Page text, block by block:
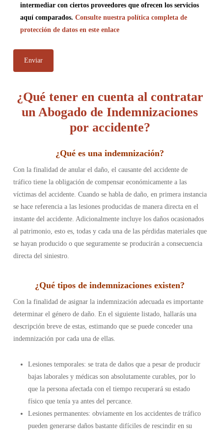
intermediar con ciertos proveedores que ofrecen los servicios
aquí comparados. Consulte nuestra política completa de
protección de datos en este enlace
¿Qué tener en cuenta al contratar
un Abogado de Indemnizaciones
por accidente?
¿Qué es una indemnización?
Con la finalidad de anular el daño, el causante del accidente de
tráfico tiene la obligación de compensar económicamente a las
víctimas del accidente. Cuando se habla de daño, en primera instancia
se hace referencia a las lesiones producidas de manera directa en el
instante del accidente. Adicionalmente incluye los daños ocasionados
al patrimonio, esto es, todas y cada una de las pérdidas materiales que
se hayan producido o que seguramente se producirán a consecuencia
directa del siniestro.
¿Qué tipos de indemnizaciones existen?
Con la finalidad de asignar la indemnización adecuada es importante
determinar el género de daño. En el siguiente listado, hallarás una
descripción breve de estas, estimando que se puede conceder una
indemnización por cada una de ellas.
Lesiones temporales: se trata de daños que a pesar de producir
bajas laborales y médicas son absolutamente curables, por lo
que la persona afectada con el tiempo recuperará su estado
físico que tenía ya antes del percance.
Lesiones permanentes: obviamente en los accidentes de tráfico
pueden generarse daños bastante difíciles de rescindir en su